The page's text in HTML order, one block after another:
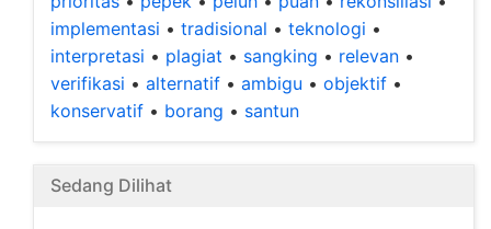
implementasi • tradisional • teknologi •
interpretasi • plagiat • sangking • relevan •
verifikasi • alternatif • ambigu • objektif •
konservatif • borang • santun
Sedang Dilihat